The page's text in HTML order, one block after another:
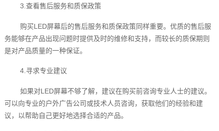
3.查看售后服务和质保政策
购买LED屏幕后的售后服务和质保政策同样重要。优质的售后服
务能够在产品出现问题时提供及时的维修和支持，而较长的质保期则
是对产品质量的一种保证。
4.寻求专业建议
如果对LED屏幕不够了解，建议在购买前咨询专业人士的建议。
可以向专业的户外广告公司或技术人员咨询，获取他们的经验和建
议，以帮助自己更好地选择合适的产品。